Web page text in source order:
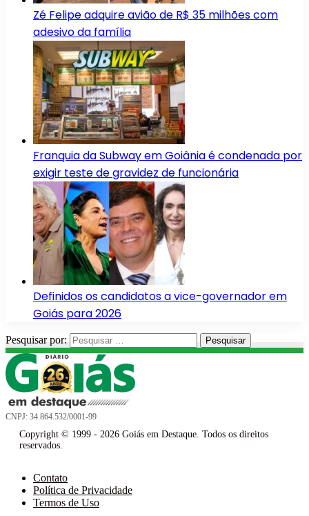
Zé Felipe adquire avião de R$ 35 milhões com
adesivo da família
Franquia da Subway em Goiânia é condenada por
exigir teste de gravidez de funcionária
Definidos os candidatos a vice-governador em
Goiás para 2026
Pesquisar por:
CNPJ: 34.864.532/0001-99
Copyright © 1999 - 2026 Goiás em Destaque. Todos os direitos
reservados.
Contato
Política de Privacidade
Termos de Uso